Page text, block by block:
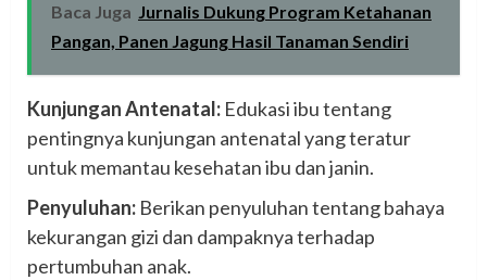
Baca Juga Jurnalis Dukung Program Ketahanan
Pangan, Panen Jagung Hasil Tanaman Sendiri
Kunjungan Antenatal: Edukasi ibu tentang
pentingnya kunjungan antenatal yang teratur
untuk memantau kesehatan ibu dan janin.
Penyuluhan: Berikan penyuluhan tentang bahaya
kekurangan gizi dan dampaknya terhadap
pertumbuhan anak.